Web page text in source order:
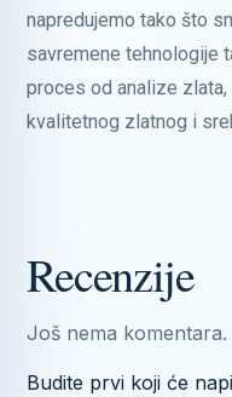
napredujemo tako što
savremene tehnologije
proces od analize
kvalitetnog zlatnog i
Recenzije
Još nema komentara.
Budite prvi koji će